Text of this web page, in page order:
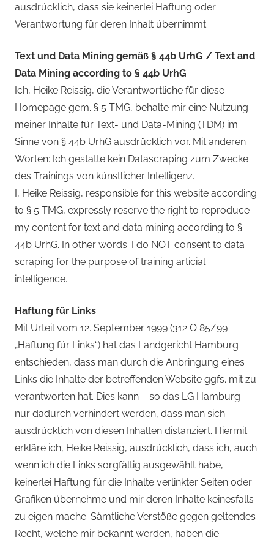
ausdrücklich, dass sie keinerlei Haftung oder
Verantwortung für deren Inhalt übernimmt.
Text und Data Mining gemäß § 44b UrhG / Text and
Data Mining according to § 44b UrhG
Ich, Heike Reissig, die Verantwortliche für diese
Homepage gem. § 5 TMG, behalte mir eine Nutzung
meiner Inhalte für Text- und Data-Mining (TDM) im
Sinne von § 44b UrhG ausdrücklich vor. Mit anderen
Worten: Ich gestatte kein Datascraping zum Zwecke
des Trainings von künstlicher Intelligenz.
I, Heike Reissig, responsible for this website according
to § 5 TMG, expressly reserve the right to reproduce
my content for text and data mining according to §
44b UrhG. In other words: I do NOT consent to data
scraping for the purpose of training articial
intelligence.
Haftung für Links
Mit Urteil vom 12. September 1999 (312 O 85/99
„Haftung für Links“) hat das Landgericht Hamburg
entschieden, dass man durch die Anbringung eines
Links die Inhalte der betreffenden Website ggfs. mit zu
verantworten hat. Dies kann – so das LG Hamburg –
nur dadurch verhindert werden, dass man sich
ausdrücklich von diesen Inhalten distanziert. Hiermit
erkläre ich, Heike Reissig, ausdrücklich, dass ich, auch
wenn ich die Links sorgfältig ausgewählt habe,
keinerlei Haftung für die Inhalte verlinkter Seiten oder
Grafiken übernehme und mir deren Inhalte keinesfalls
zu eigen mache. Sämtliche Verstöße gegen geltendes
Recht, welche mir bekannt werden, haben die